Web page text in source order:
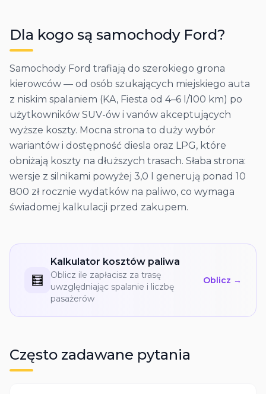
Dla kogo są samochody Ford?
Samochody Ford trafiają do szerokiego grona
kierowców — od osób szukających miejskiego auta
z niskim spalaniem (KA, Fiesta od 4–6 l/100 km) po
użytkowników SUV-ów i vanów akceptujących
wyższe koszty. Mocna strona to duży wybór
wariantów i dostępność diesla oraz LPG, które
obniżają koszty na dłuższych trasach. Słaba strona:
wersje z silnikami powyżej 3,0 l generują ponad 10
800 zł rocznie wydatków na paliwo, co wymaga
świadomej kalkulacji przed zakupem.
🧮
Kalkulator kosztów paliwa
Oblicz ile zapłacisz za trasę
uwzględniając spalanie i liczbę
pasażerów
Oblicz →
Często zadawane pytania